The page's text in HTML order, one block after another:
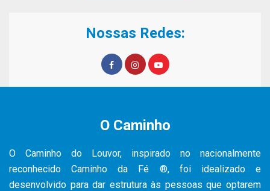
Nossas Redes:
O Caminho
O Caminho do Louvor, inspirado no nacionalmente
reconhecido Caminho da Fé ®, foi idealizado e
desenvolvido para dar estrutura às pessoas que optarem